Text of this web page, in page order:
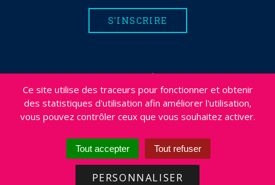
Ce site utilise des traceurs pour fonctionner et obtenir
des statistiques d'utilisation afin améliorer l'utilisation,
vous pouvez contrôler ceux que vous souhaitez activer.
Tout accepter Tout refuser
PERSONNALISER
S'INSCRIRE
PLAN DU SITE
CRÉDITS
PROJETS
DÉSABONNEMENT NEWSLETTER
ACCESSIBILITÉ : NON CONFORME